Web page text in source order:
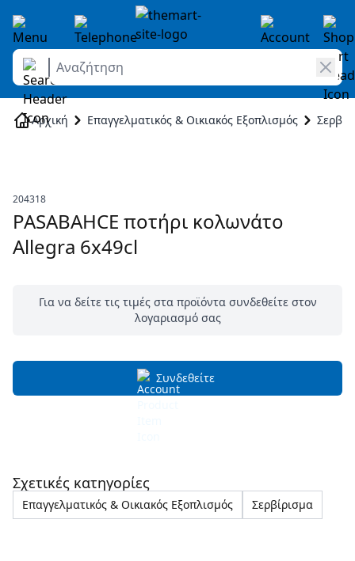
Skip to Content
Αναζήτηση
Αρχική Επαγγελματικός & Οικιακός Εξοπλισμός
204318
PASABAHCE ποτήρι κολωνάτο
Allegra 6x49cl
Για να δείτε τις τιμές στα προϊόντα συνδεθείτε στον
λογαριασμό σας
Συνδεθείτε
Σχετικές κατηγορίες
Επαγγελματικός & Οικιακός Εξοπλισμός Σερβίρισμα